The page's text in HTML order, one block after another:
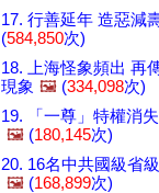
17. 行善延年 造惡減
(584,850次)
18. 上海怪象頻出 再
現象 🖼️ (334,098次)
19. 「一尊」特權消
🖼️ (180,145次)
20. 16名中共國級省
🖼️ (168,899次)